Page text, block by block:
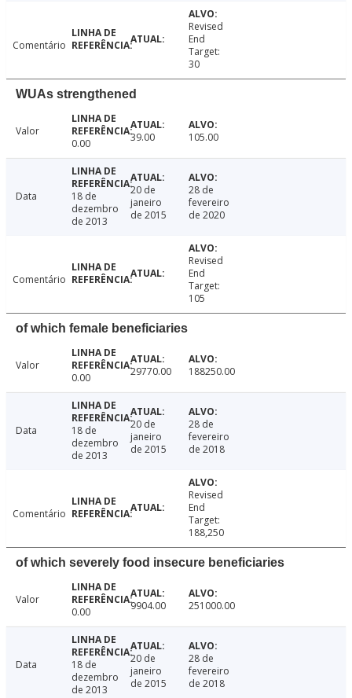
Comentário
Revised
End
Target:
30
WUAs strengthened
Valor
0.00
39.00 105.00
Data
18 de
dezembro
de 2013
20 de
janeiro
de 2015
28 de
fevereiro
de 2020
Comentário
Revised
End
Target:
105
of which female beneficiaries
Valor
0.00
29770.00 188250.00
Data
18 de
dezembro
de 2013
20 de
janeiro
de 2015
28 de
fevereiro
de 2018
Comentário
Revised
End
Target:
188,250
of which severely food insecure beneficiaries
Valor
0.00
9904.00 251000.00
Data
18 de
dezembro
de 2013
20 de
janeiro
de 2015
28 de
fevereiro
de 2018